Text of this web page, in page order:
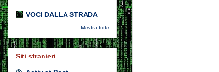
VOCI DALLA STRADA
Mostra tutto
Siti stranieri